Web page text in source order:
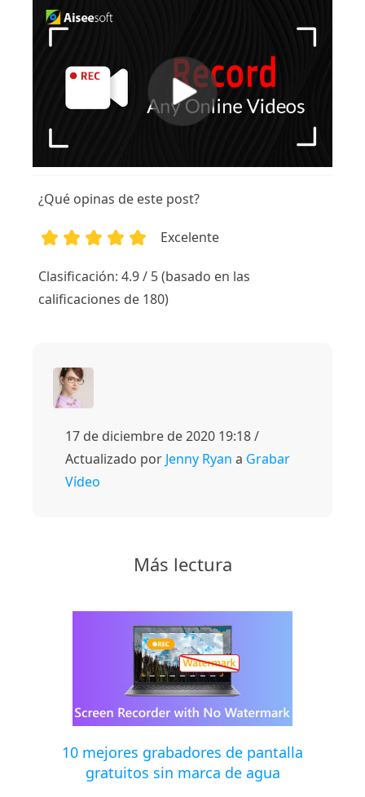
¿Qué opinas de este post?
Excelente
Clasificación: 4.9 / 5 (basado en las
calificaciones de 180)
17 de diciembre de 2020 19:18 /
Actualizado por Jenny Ryan a Grabar
Vídeo
Más lectura
10 mejores grabadores de pantalla
gratuitos sin marca de agua